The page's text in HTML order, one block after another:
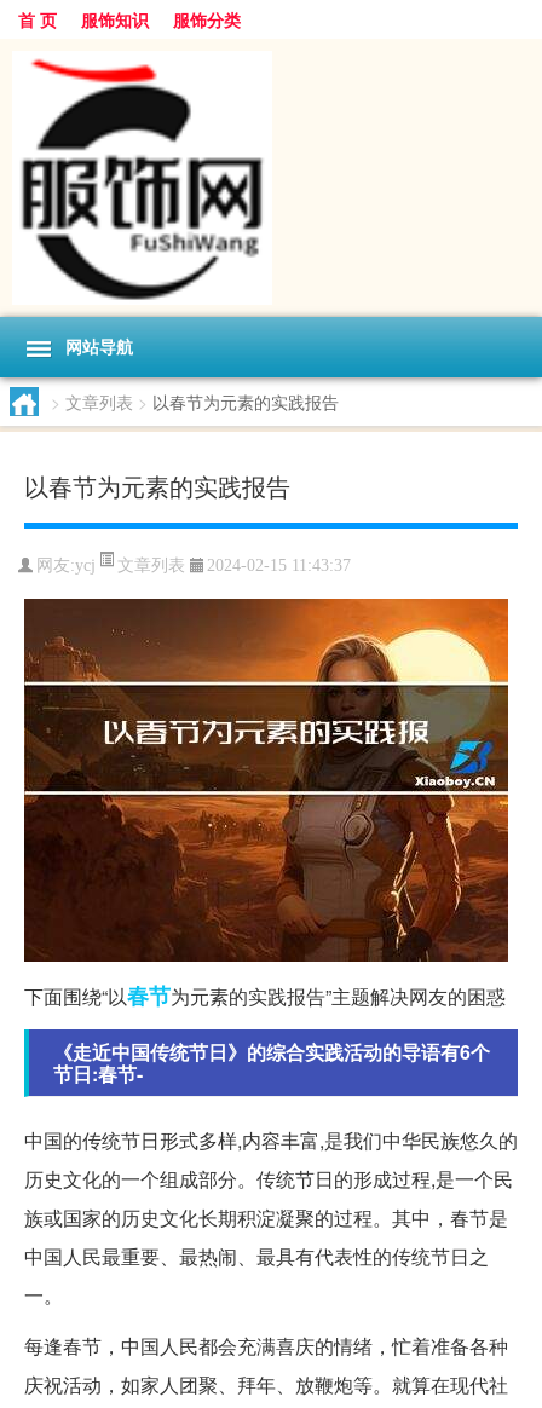
首 页 服饰知识 服饰分类
网站导航
> 文章列表 > 以春节为元素的实践报告
以春节为元素的实践报告
网友:ycj 文章列表 2024-02-15 11:43:37
下面围绕“以春节为元素的实践报告”主题解决网友的困惑
《走近中国传统节日》的综合实践活动的导语有6个
节日:春节-
中国的传统节日形式多样,内容丰富,是我们中华民族悠久的
历史文化的一个组成部分。传统节日的形成过程,是一个民
族或国家的历史文化长期积淀凝聚的过程。其中，春节是
中国人民最重要、最热闹、最具有代表性的传统节日之
一。
每逢春节，中国人民都会充满喜庆的情绪，忙着准备各种
庆祝活动，如家人团聚、拜年、放鞭炮等。就算在现代社